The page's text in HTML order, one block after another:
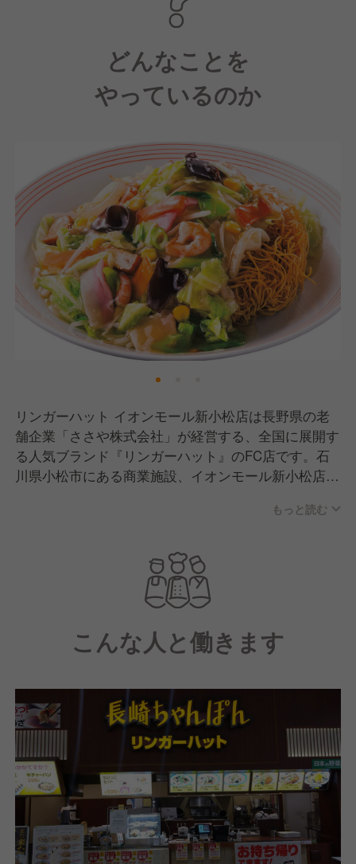
どんなことを
やっているのか
リンガーハット イオンモール新小松店は長野県の老
舗企業「ささや株式会社」が経営する、全国に展開す
る人気ブランド『リンガーハット』のFC店です。石
川県小松市にある商業施設、イオンモール新小松店の
内の店舗ではありますが、リンガーハットのこだわり
したメニューを多くのお客様に提供しています。
【リンガーハットについて】
『リンガーハット』は全国に直営店・FC店含め600店
舗以上を展開する長崎ちゃんぽん専門店です。
長崎宿町に1号店を開いて以来、「ちゃんぽんといえ
けるほど多くのお客様に愛されるブランドとなり、長
崎ちゃんぽんを全国的に知名度を高めることに成功し
ました。
現在はナショナルチェーンとして、国内だけではなく
海外にも出店を進めています。
その中で当社「ささや株式会社」は、リンガーハット
のFC店を長野県・石川県・富山県にて運営していま
す。
もっと読む
こんな人と働きます